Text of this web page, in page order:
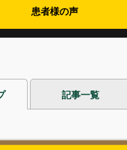
患者様の声
記事一覧